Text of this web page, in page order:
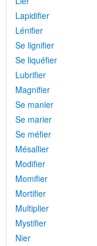
Lapidifier
Lénifier
Se lignifier
Se liquéfier
Lubrifier
Magnifier
Se manier
Se marier
Se méfier
Mésallier
Modifier
Momifier
Mortifier
Multiplier
Mystifier
Nier